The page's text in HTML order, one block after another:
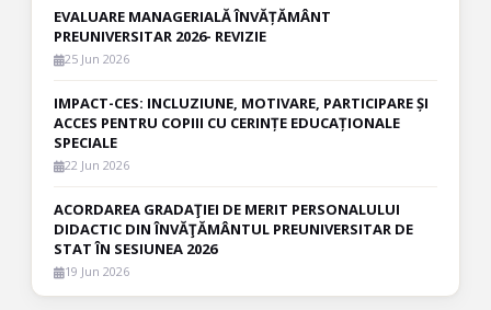
EVALUARE MANAGERIALĂ ÎNVĂȚĂMÂNT
PREUNIVERSITAR 2026- REVIZIE
25 Jun 2026
IMPACT-CES: INCLUZIUNE, MOTIVARE, PARTICIPARE ȘI
ACCES PENTRU COPIII CU CERINȚE EDUCAȚIONALE
SPECIALE
22 Jun 2026
ACORDAREA GRADAŢIEI DE MERIT PERSONALULUI
DIDACTIC DIN ÎNVĂŢĂMÂNTUL PREUNIVERSITAR DE
STAT ÎN SESIUNEA 2026
19 Jun 2026